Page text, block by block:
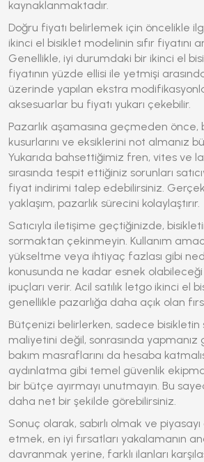
kaynaklanmaktadır.
Doğru fiyatı belirlemek için öncelikle
ikinci el bisiklet modelinin sıfır fiyatını
Genellikle, iyi durumdaki bir ikinci el
fiyatının yüzde ellisi ile yetmişi
üzerinde yapılan ekstra
aksesuarlar bu fiyatı yukarı çekebilir.
Pazarlık aşamasına geçmeden önce,
kusurlarını ve eksiklerini not almanız
Yukarıda bahsettiğimiz fren, vites ve
sırasında tespit ettiğiniz sorunları
fiyat indirimi talep edebilirsiniz.
yaklaşım, pazarlık sürecini kolaylaştırır.
Satıcıyla iletişime geçtiğinizde,
sormaktan çekinmeyin. Kullanım
yükseltme veya ihtiyaç fazlası gibi
konusunda ne kadar esnek olabileceği
ipuçları verir. Acil satılık letgo ikinci el
genellikle pazarlığa daha açık olan
Bütçenizi belirlerken, sadece bisikletin
maliyetini değil, sonrasında
bakım masraflarını da hesaba
aydınlatma gibi temel güvenlik
bir bütçe ayırmayı unutmayın. Bu
daha net bir şekilde görebilirsiniz.
Sonuç olarak, sabırlı olmak ve
etmek, en iyi fırsatları yakalamanın
davranmak yerine, farklı ilanları